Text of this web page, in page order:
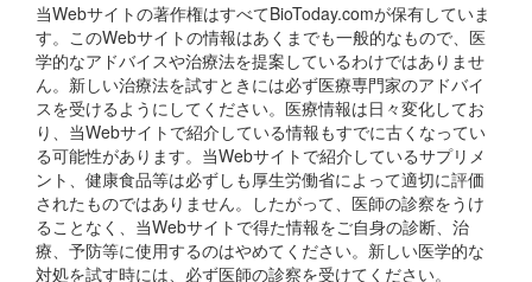
当Webサイトの著作権はすべてBioToday.comが保有していま
す。このWebサイトの情報はあくまでも一般的なもので、医
学的なアドバイスや治療法を提案しているわけではありませ
ん。新しい治療法を試すときには必ず医療専門家のアドバイ
スを受けるようにしてください。医療情報は日々変化してお
り、当Webサイトで紹介している情報もすでに古くなってい
る可能性があります。当Webサイトで紹介しているサプリメ
ント、健康食品等は必ずしも厚生労働省によって適切に評価
されたものではありません。したがって、医師の診察をうけ
ることなく、当Webサイトで得た情報をご自身の診断、治
療、予防等に使用するのはやめてください。新しい医学的な
対処を試す時には、必ず医師の診察を受けてください。